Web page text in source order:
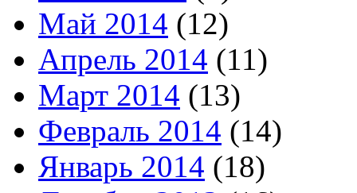
Май 2014 (12)
Апрель 2014 (11)
Март 2014 (13)
Февраль 2014 (14)
Январь 2014 (18)